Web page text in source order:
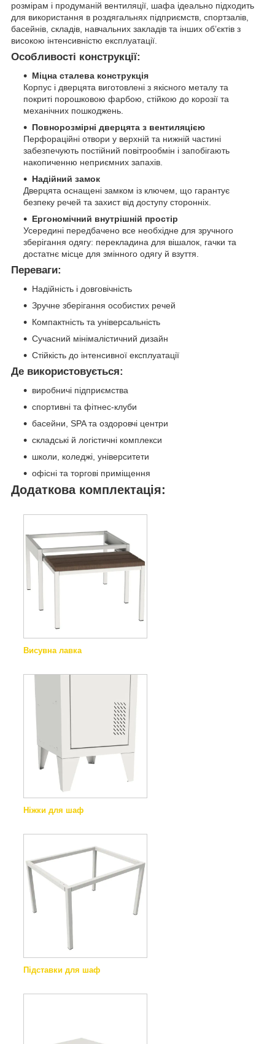
розмірам і продуманій вентиляції, шафа ідеально підходить
для використання в роздягальнях підприємств, спортзалів,
басейнів, складів, навчальних закладів та інших об’єктів з
високою інтенсивністю експлуатації.
Особливості конструкції:
Міцна сталева конструкція
Корпус і дверцята виготовлені з якісного металу та
покриті порошковою фарбою, стійкою до корозії та
механічних пошкоджень.
Повнорозмірні дверцята з вентиляцією
Перфораційні отвори у верхній та нижній частині
забезпечують постійний повітрообмін і запобігають
накопиченню неприємних запахів.
Надійний замок
Дверцята оснащені замком із ключем, що гарантує
безпеку речей та захист від доступу сторонніх.
Ергономічний внутрішній простір
Усередині передбачено все необхідне для зручного
зберігання одягу: перекладина для вішалок, гачки та
достатнє місце для змінного одягу й взуття.
Переваги:
Надійність і довговічність
Зручне зберігання особистих речей
Компактність та універсальність
Сучасний мінімалістичний дизайн
Стійкість до інтенсивної експлуатації
Де використовується:
виробничі підприємства
спортивні та фітнес-клуби
басейни, SPA та оздоровчі центри
складські й логістичні комплекси
школи, коледжі, університети
офісні та торгові приміщення
Додаткова комплектація:
Висувна лавка
Ніжки для шаф
Підставки для шаф